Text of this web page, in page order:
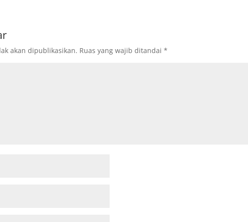
akan dipublikasikan. Ruas yang wajib ditandai*